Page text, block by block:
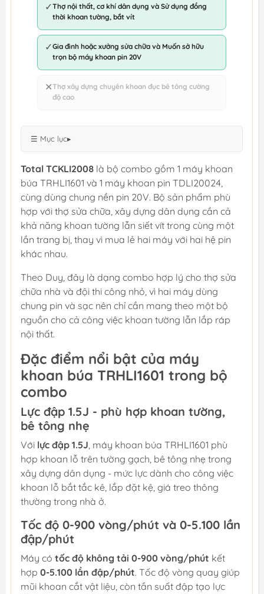
✓Thợ nội thất, cơ khí dân dụng và Sử dụng đồng
thời khoan tường, bắt vít
✓Gia đình hoặc xưởng sửa chữa và Muốn sở hữu
trọn bộ máy khoan pin 20V
✕Thợ xây dựng chuyên khoan đục bê tông cường
độ cao
☰ Mục lục▸
Total TCKLI2008 là bộ combo gồm 1 máy khoan
búa TRHLI1601 và 1 máy khoan pin TDLI20024,
cùng dùng chung nền pin 20V. Bộ sản phẩm phù
hợp với thợ sửa chữa, xây dựng dân dụng cần cả
khả năng khoan tường lẫn siết vít trong cùng một
lần trang bị, thay vì mua lẻ hai máy với hai hệ pin
khác nhau.
Theo Duy, đây là dạng combo hợp lý cho thợ sửa
chữa nhà và đội thi công nhỏ, vì hai máy dùng
chung pin và sạc nên chỉ cần mang theo một bộ
nguồn cho cả công việc khoan tường lẫn lắp ráp
nội thất.
Đặc điểm nổi bật của máy
khoan búa TRHLI1601 trong bộ
combo
Lực đập 1.5J - phù hợp khoan tường,
bê tông nhẹ
Với lực đập 1.5J, máy khoan búa TRHLI1601 phù
hợp khoan lỗ trên tường gạch, bê tông nhẹ trong
xây dựng dân dụng - mức lực dành cho công việc
khoan lỗ bắt tắc kê, lắp đặt kệ, giá treo thông
thường trong nhà ở.
Tốc độ 0-900 vòng/phút và 0-5.100 lần
đập/phút
Máy có tốc độ không tải 0-900 vòng/phút kết
hợp 0-5.100 lần đập/phút. Tốc độ vòng quay giúp
mũi khoan cắt vật liệu, còn tần suất đập tạo lực